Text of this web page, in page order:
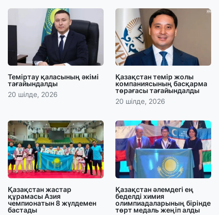
Теміртау қаласының әкімі
тағайындалды
20 шілде, 2026
Қазақстан темір жолы
компаниясының басқарма
төрағасы тағайындалды
20 шілде, 2026
Қазақстан жастар
құрамасы Азия
чемпионатын 8 жүлдемен
бастады
Қазақстан әлемдегі ең
беделді химия
олимпиадаларының бірінде
төрт медаль жеңіп алды